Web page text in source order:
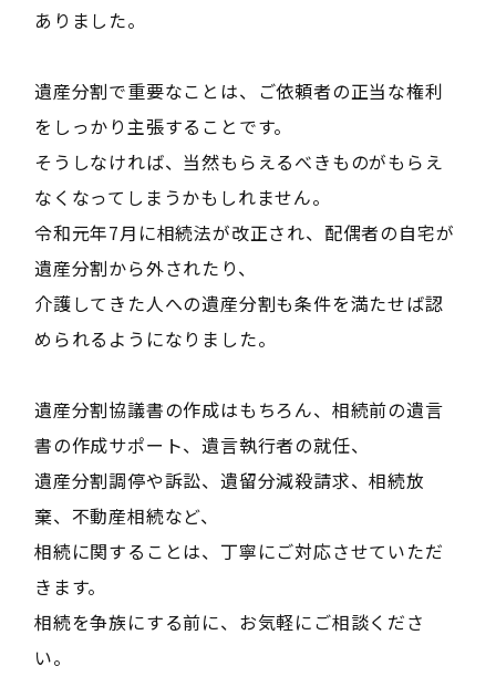
ありました。
遺産分割で重要なことは、ご依頼者の正当な権利
をしっかり主張することです。
そうしなければ、当然もらえるべきものがもらえ
なくなってしまうかもしれません。
令和元年7月に相続法が改正され、配偶者の自宅が
遺産分割から外されたり、
介護してきた人への遺産分割も条件を満たせば認
められるようになりました。
遺産分割協議書の作成はもちろん、相続前の遺言
書の作成サポート、遺言執行者の就任、
遺産分割調停や訴訟、遺留分減殺請求、相続放
棄、不動産相続など、
相続に関することは、丁寧にご対応させていただ
きます。
相続を争族にする前に、お気軽にご相談くださ
い。